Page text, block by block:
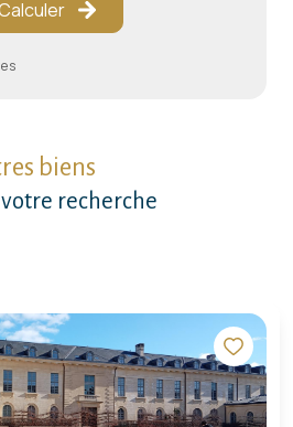
biens
recherche